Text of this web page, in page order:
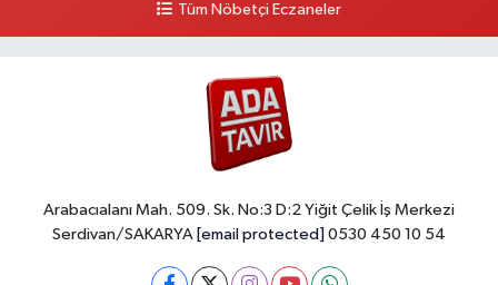
Tüm Nöbetçi Eczaneler
Arabacıalanı Mah. 509. Sk. No:3 D:2 Yiğit Çelik İş Merkezi
Serdivan/SAKARYA [email protected] 0530 450 10 54